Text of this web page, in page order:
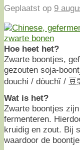
Geplaatst op 9
Hoe heet het?
Zwarte boontjes,
gezouten soja-
douchi / dòuchĭ /
Wat is het?
Zwarte boontjes zijn
fermenteren.
kruidig en zout. Bij
waardoor de